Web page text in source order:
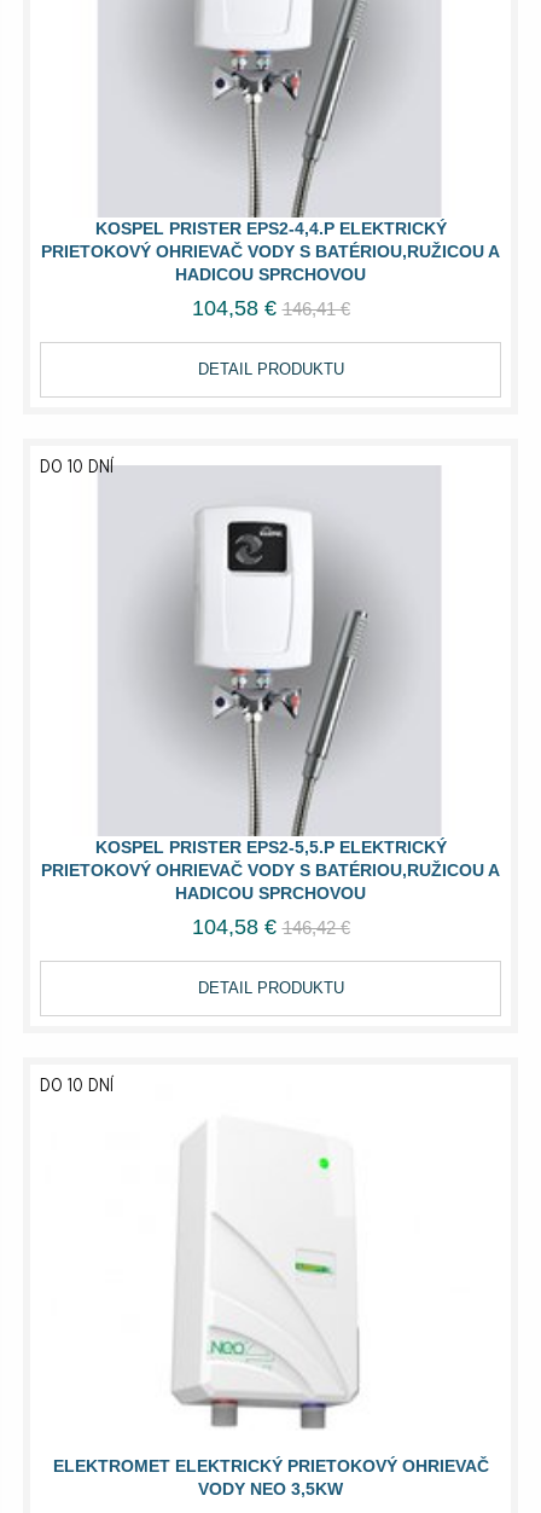
KOSPEL PRISTER EPS2-4,4.P ELEKTRICKÝ
PRIETOKOVÝ OHRIEVAČ VODY S BATÉRIOU,RUŽICOU A
HADICOU SPRCHOVOU
104,58 € 146,41 €
DETAIL PRODUKTU
KOSPEL PRISTER EPS2-5,5.P ELEKTRICKÝ
PRIETOKOVÝ OHRIEVAČ VODY S BATÉRIOU,RUŽICOU A
HADICOU SPRCHOVOU
DO 10 DNÍ
104,58 € 146,42 €
DETAIL PRODUKTU
ELEKTROMET ELEKTRICKÝ PRIETOKOVÝ OHRIEVAČ
VODY NEO 3,5KW
DO 10 DNÍ